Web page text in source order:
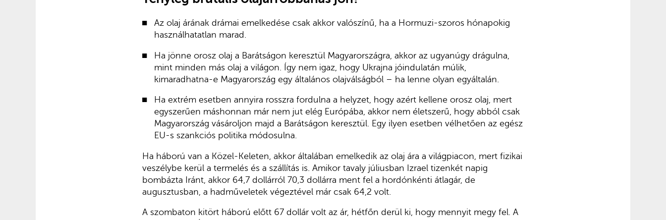
Az olaj árának drámai emelkedése csak akkor valószínű, ha a Hormuzi-szoros hónapokig
használhatatlan marad.
Ha jönne orosz olaj a Barátságon keresztül Magyarországra, akkor az ugyanúgy drágulna,
mint minden más olaj a világon. Így nem igaz, hogy Ukrajna jóindulatán múlik,
kimaradhatna-e Magyarország egy általános olajválságból – ha lenne olyan egyáltalán.
Ha extrém esetben annyira rosszra fordulna a helyzet, hogy azért kellene orosz olaj, mert
egyszerűen máshonnan már nem jut elég Európába, akkor nem életszerű, hogy abból csak
Magyarország vásároljon majd a Barátságon keresztül. Egy ilyen esetben vélhetően az egész
EU-s szankciós politika módosulna.
Ha háború van a Közel-Keleten, akkor általában emelkedik az olaj ára a világpiacon, mert fizikai
veszélybe kerül a termelés és a szállítás is. Amikor tavaly júliusban Izrael tizenkét napig
bombázta Iránt, akkor 64,7 dollárról 70,3 dollárra ment fel a hordónkénti átlagár, de
augusztusban, a hadműveletek végeztével már csak 64,2 volt.
A szombaton kitört háború előtt 67 dollár volt az ár, hétfőn derül ki, hogy mennyit megy fel. A